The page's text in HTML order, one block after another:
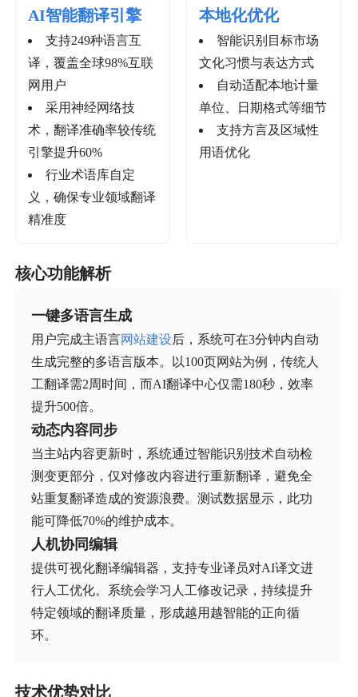
AI智能翻译引擎
支持249种语言互
译，覆盖全球98%互联
网用户
采用神经网络技
术，翻译准确率较传统
引擎提升60%
行业术语库自定
义，确保专业领域翻译
精准度
本地化优化
智能识别目标市场
文化习惯与表达方式
自动适配本地计量
单位、日期格式等细节
支持方言及区域性
用语优化
核心功能解析
一键多语言生成
用户完成主语言网站建设后，系统可在3分钟内自动
生成完整的多语言版本。以100页网站为例，传统人
工翻译需2周时间，而AI翻译中心仅需180秒，效率
提升500倍。
动态内容同步
当主站内容更新时，系统通过智能识别技术自动检
测变更部分，仅对修改内容进行重新翻译，避免全
站重复翻译造成的资源浪费。测试数据显示，此功
能可降低70%的维护成本。
人机协同编辑
提供可视化翻译编辑器，支持专业译员对AI译文进
行人工优化。系统会学习人工修改记录，持续提升
特定领域的翻译质量，形成越用越智能的正向循
环。
技术优势对比